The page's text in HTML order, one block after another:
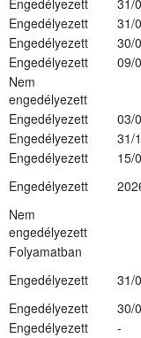
Engedélyezett
31/
Engedélyezett
31/
Engedélyezett
30/
Engedélyezett
09/
Nem
engedélyezett
Engedélyezett
03/
Engedélyezett
31/
Engedélyezett
15/
Engedélyezett
Nem
engedélyezett
Folyamatban
Engedélyezett
31/
Engedélyezett
30/
Engedélyezett
-